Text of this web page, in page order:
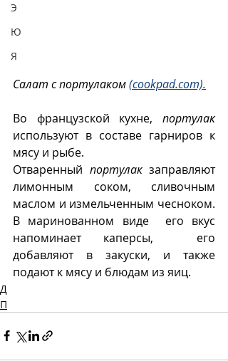
Э
Ю
Я
Салат с портулаком (cookpad.com).
Во французской кухне, портулак
используют в составе гарниров к
мясу и рыбе.
Отваренный портулак заправляют
лимонным соком, сливочным
маслом и измельченным чесноком.
В маринованном виде  его вкус
напоминает каперсы,  его
добавляют в закуски, и также
подают к мясу и блюдам из яиц.
Д
П